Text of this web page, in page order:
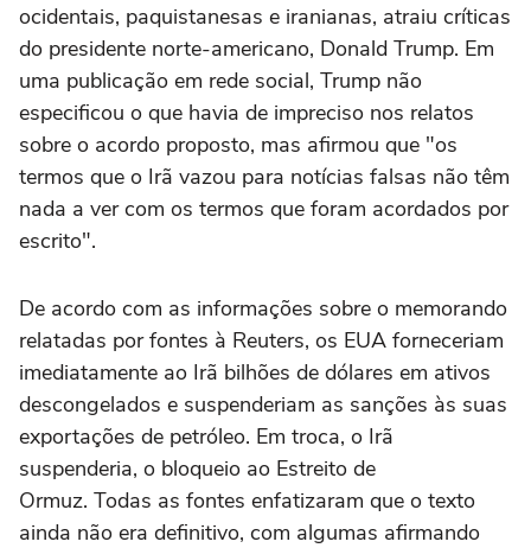
ocidentais, paquistanesas e iranianas, atraiu críticas
do presidente norte-americano, Donald Trump. Em
uma publicação em rede social, Trump não
especificou o que havia de impreciso nos relatos
sobre o acordo ‌proposto, mas afirmou que "os
termos que o Irã vazou para notícias falsas não têm
nada a ver com os termos que foram acordados por
escrito".
De acordo com as informações sobre o memorando
relatadas por fontes à Reuters, os EUA forneceriam
imediatamente ao Irã bilhões de dólares em ativos
descongelados e suspenderiam as sanções às suas
exportações de petróleo. Em troca, o Irã
‌suspenderia, o bloqueio ao Estreito de
Ormuz. Todas as fontes enfatizaram que o texto
ainda não era definitivo, com ‌algumas afirmando